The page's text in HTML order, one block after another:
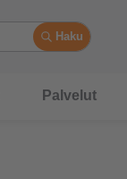
Haku
Palvelut